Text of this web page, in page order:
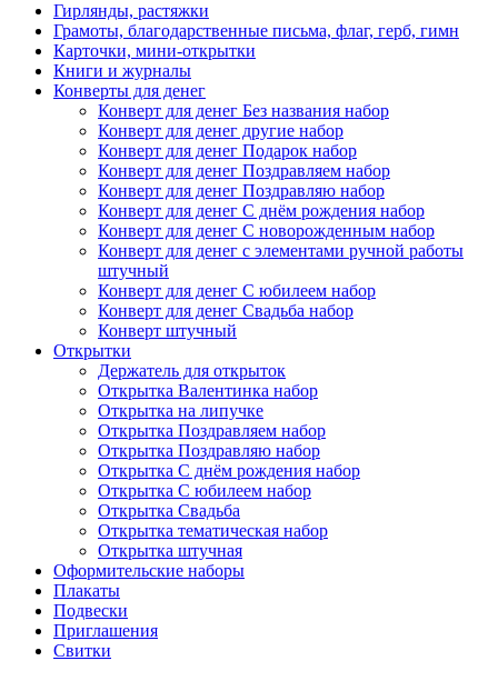
Гирлянды, растяжки
Грамоты, благодарственные письма, флаг, герб, гимн
Карточки, мини-открытки
Книги и журналы
Конверты для денег
Конверт для денег Без названия набор
Конверт для денег другие набор
Конверт для денег Подарок набор
Конверт для денег Поздравляем набор
Конверт для денег Поздравляю набор
Конверт для денег С днём рождения набор
Конверт для денег С новорожденным набор
Конверт для денег с элементами ручной работы
штучный
Конверт для денег С юбилеем набор
Конверт для денег Свадьба набор
Конверт штучный
Открытки
Держатель для открыток
Открытка Валентинка набор
Открытка на липучке
Открытка Поздравляем набор
Открытка Поздравляю набор
Открытка С днём рождения набор
Открытка С юбилеем набор
Открытка Свадьба
Открытка тематическая набор
Открытка штучная
Оформительские наборы
Плакаты
Подвески
Приглашения
Свитки